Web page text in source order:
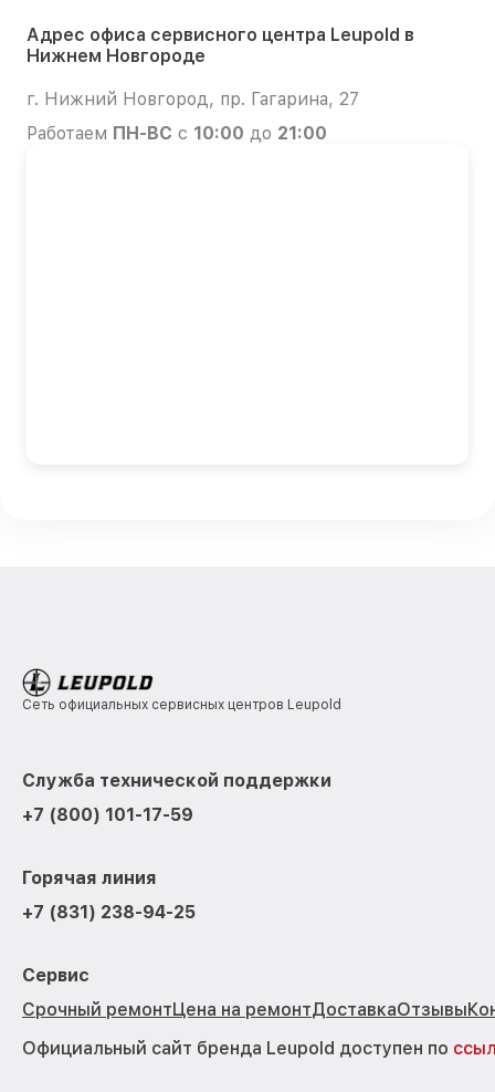
Адрес офиса сервисного центра Leupold в
Нижнем Новгороде
г. Нижний Новгород, пр. Гагарина, 27
Работаем ПН-ВС с 10:00 до 21:00
Сеть официальных сервисных центров Leupold
Служба технической поддержки
+7 (800) 101-17-59
Горячая линия
+7 (831) 238-94-25
Сервис
Срочный ремонтЦена на ремонтДоставкаОтзывы
Официальный сайт бренда Leupold доступен по